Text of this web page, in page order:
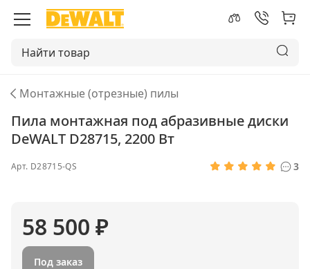
Монтажные (отрезные) пилы
Пила монтажная под абразивные диски
DeWALT D28715, 2200 Вт
Арт. D28715-QS 3
58 500 ₽
Под заказ